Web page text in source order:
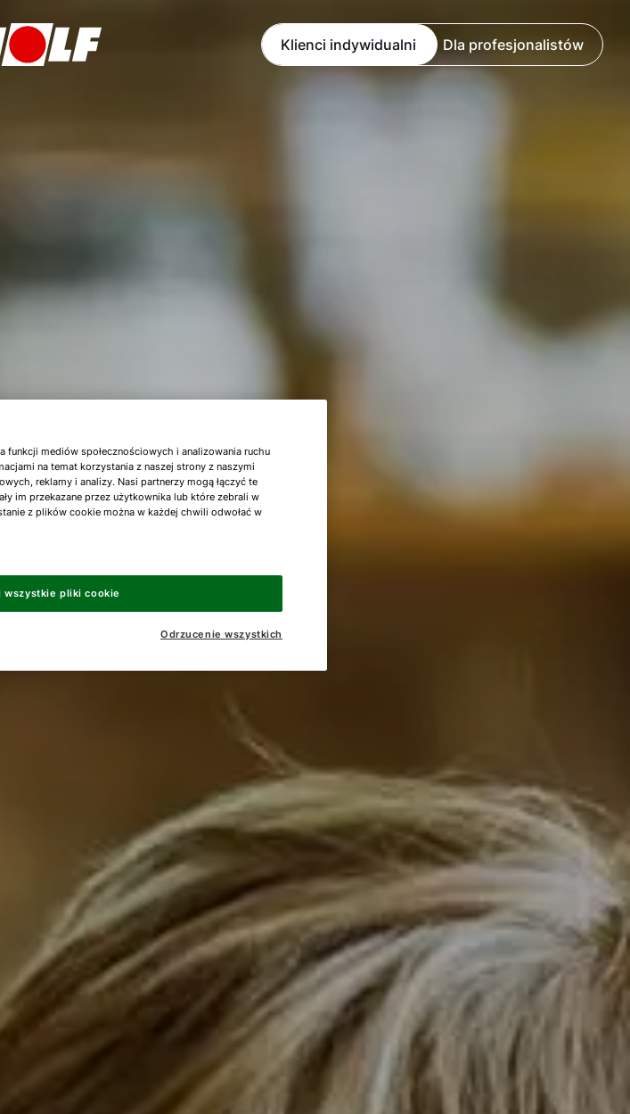
Klienci indywidualni Dla profesjonalistów
funkcji mediów społecznościowych i analizowania ruchu
na temat korzystania z naszej strony z naszymi
reklamy i analizy. Nasi partnerzy mogą łączyć te
im przekazane przez użytkownika lub które zebrali w
z plików cookie można w każdej chwili odwołać w
Odrzucenie wszystkich
wszystkie pliki cookie